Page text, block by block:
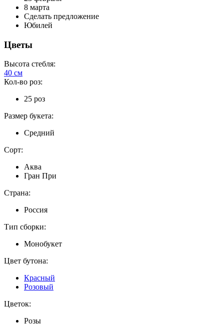
8 марта
Сделать предложение
Юбилей
Цветы
Высота стебля:
40 см
Кол-во роз:
25 роз
Размер букета:
Средний
Сорт:
Аква
Гран При
Страна:
Россия
Тип сборки:
Монобукет
Цвет бутона:
Красный
Розовый
Цветок:
Розы